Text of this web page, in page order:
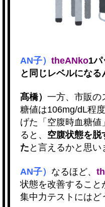
AN子） theANko1パ
と同じレベルになる
髙橋） 一方、市販の
糖値は106mg/dL程
げた「空腹時血糖値
ると、 空腹状態を脱
た と言えるかと思い
AN子） なるほど、
状態を改善するこ
集中力テストにはど